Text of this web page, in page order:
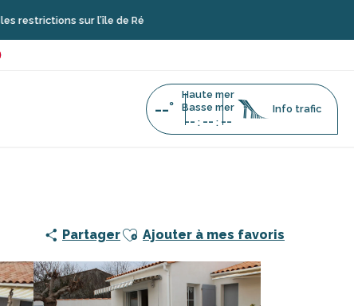
sur l’île de Ré
--°
Haute mer
Basse mer
-- : -- : --
Info trafic
PartagerAjouter aux favoris
Ajouter à mes favoris